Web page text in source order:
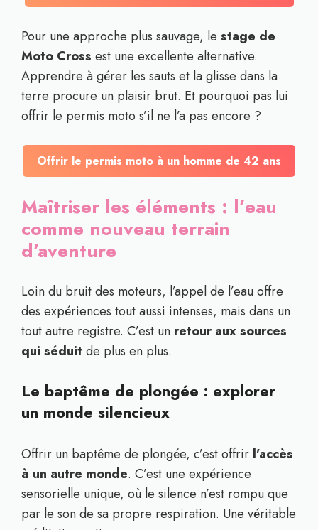
Pour une approche plus sauvage, le stage de
Moto Cross est une excellente alternative.
Apprendre à gérer les sauts et la glisse dans la
terre procure un plaisir brut. Et pourquoi pas lui
offrir le permis moto s’il ne l’a pas encore ?
Offrir le permis moto à un homme de 42 ans
Maîtriser les éléments : l’eau
comme nouveau terrain
d’aventure
Loin du bruit des moteurs, l’appel de l’eau offre
des expériences tout aussi intenses, mais dans un
tout autre registre. C’est un retour aux sources
qui séduit de plus en plus.
Le baptême de plongée : explorer
un monde silencieux
Offrir un baptême de plongée, c’est offrir l’accès
à un autre monde. C’est une expérience
sensorielle unique, où le silence n’est rompu que
par le son de sa propre respiration. Une véritable